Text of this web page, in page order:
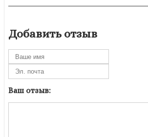
Добавить отзыв
Ваш отзыв: